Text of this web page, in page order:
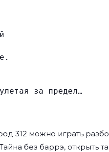
за предел…
312 можно играть
без баррэ, открыть